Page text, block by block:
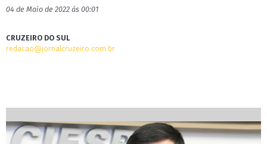
04 de Maio de 2022 às 00:01
CRUZEIRO DO SUL
redacao@jornalcruzeiro.com.br